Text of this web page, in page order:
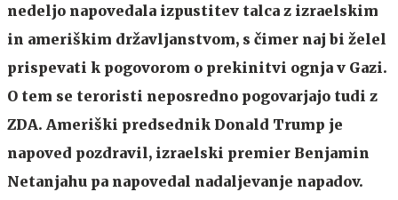
nedeljo napovedala izpustitev talca z izraelskim
in ameriškim državljanstvom, s čimer naj bi želel
prispevati k pogovorom o prekinitvi ognja v Gazi.
O tem se teroristi neposredno pogovarjajo tudi z
ZDA. Ameriški predsednik Donald Trump je
napoved pozdravil, izraelski premier Benjamin
Netanjahu pa napovedal nadaljevanje napadov.